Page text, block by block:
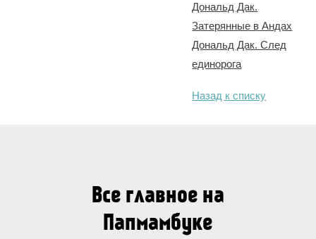
Дональд Дак.
Затерянные в Андах
Дональд Дак. След
единорога
Назад к списку
Все главное на
Папмамбуке